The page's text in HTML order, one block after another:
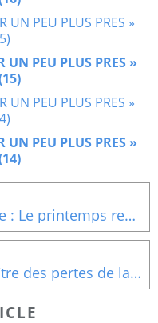
UN PEU PLUS PRES »
UN PEU PLUS PRES »
Poemes de Maurice Carême : Le printemps reviendra
Extraits de livres lus : Renaître des pertes de la vie (1)